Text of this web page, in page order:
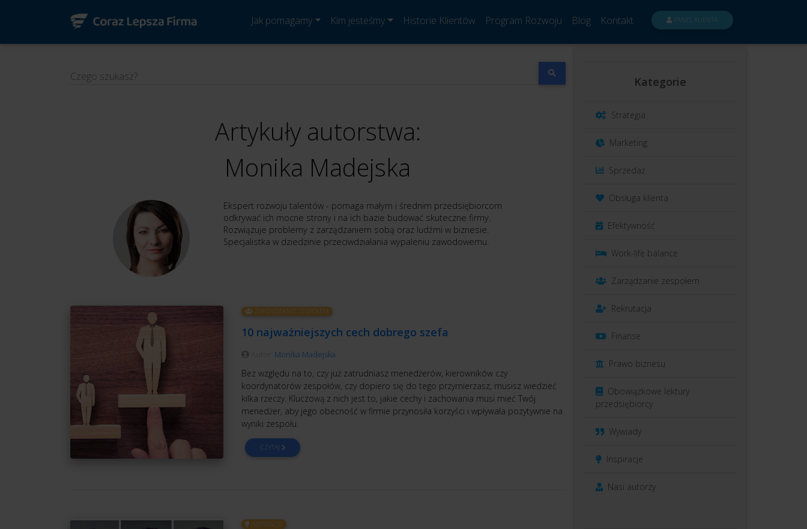
Jak pomagamy Kim jesteśmy Historie Klientów Program Rozwoju Blog Kontakt PANEL KLIENTA
Czego szukasz?
Artykuły autorstwa:
Monika Madejska
Ekspert rozwoju talentów - pomaga małym i średnim przedsiębiorcom
odkrywać ich mocne strony i na ich bazie budować skuteczne firmy.
Rozwiązuje problemy z zarządzaniem sobą oraz ludźmi w biznesie.
Specjalistka w dziedzinie przeciwdziałania wypaleniu zawodowemu.
ZARZĄDZANIE ZESPOŁEM
10 najważniejszych cech dobrego szefa
Monika Madejska
Bez względu na to, czy już zatrudniasz menedżerów, kierowników czy
koordynatorów zespołów, czy dopiero się do tego przymierzasz, musisz wiedzieć
kilka rzeczy. Kluczową z nich jest to, jakie cechy i zachowania musi mieć Twój
menedżer, aby jego obecność w firmie przynosiła korzyści i wpływała pozytywnie na
wyniki zespołu.
CZYTAJ
INSPIRACJE
Kategorie
Strategia
Marketing
Sprzedaż
Obsługa klienta
Efektywność
Work-life balance
Zarządzanie zespołem
Rekrutacja
Finanse
Prawo biznesu
Obowiązkowe lektury
przedsiębiorcy
Wywiady
Inspiracje
Nasi autorzy